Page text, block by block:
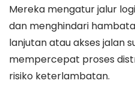
Mereka mengatur jalur
dan menghindari
lanjutan atau akses jalan
mempercepat proses
risiko keterlambatan.